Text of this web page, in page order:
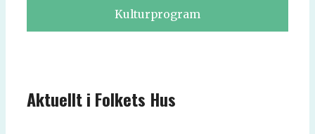
Kulturprogram
Aktuellt i Folkets Hus